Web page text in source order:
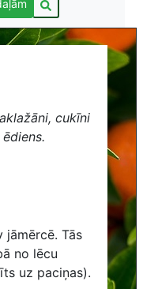
cukīni
jāmērcē. Tās
no lēcu
uz paciņas).